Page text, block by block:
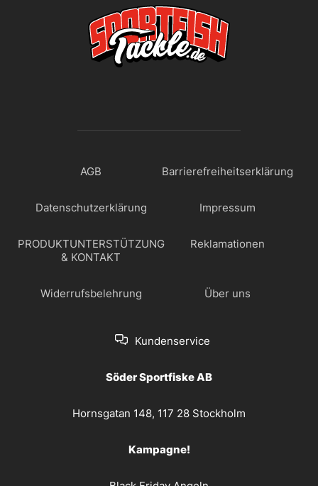
AGB Barrierefreiheitserklärung
Datenschutzerklärung Impressum
PRODUKTUNTERSTÜTZUNG
& KONTAKT
Reklamationen
Widerrufsbelehrung Über uns
Kundenservice
Söder Sportfiske AB
Hornsgatan 148, 117 28 Stockholm
Kampagne!